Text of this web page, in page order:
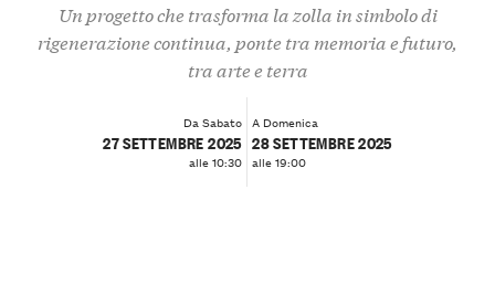
Un progetto che trasforma la zolla in simbolo di
rigenerazione continua, ponte tra memoria e futuro,
tra arte e terra
Da Sabato
27 SETTEMBRE 2025
alle 10:30
A Domenica
28 SETTEMBRE 2025
alle 19:00